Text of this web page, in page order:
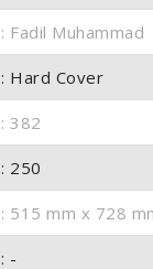
: Fadil Muhammad
: Hard Cover
: 382
: 250
: 515 mm x 728
: -